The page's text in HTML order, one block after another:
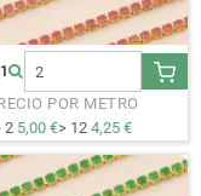
POR METRO
2 5,00 €> 12 4,25 €